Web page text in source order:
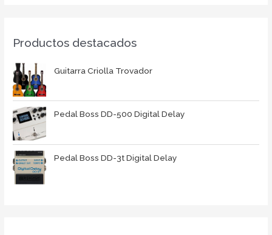
Productos destacados
Guitarra Criolla Trovador
Pedal Boss DD-500 Digital Delay
Pedal Boss DD-3t Digital Delay